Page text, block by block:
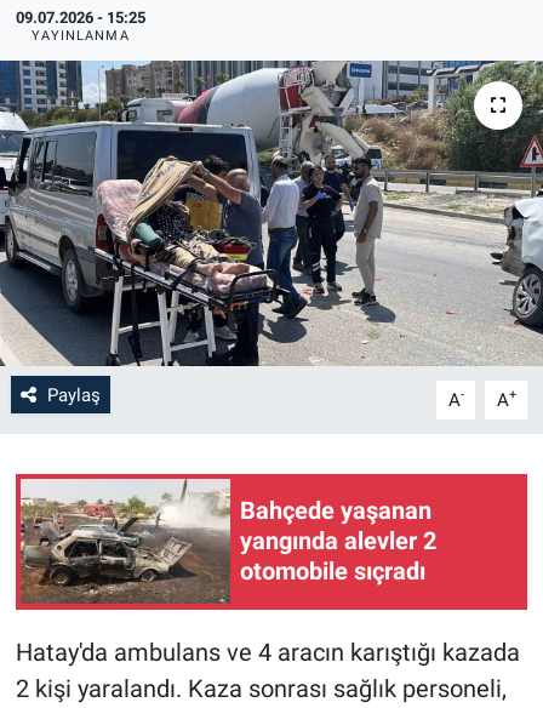
09.07.2026 - 15:25
YAYINLANMA
Paylaş A- A+
Bahçede yaşanan
yangında alevler 2
otomobile sıçradı
Hatay'da ambulans ve 4 aracın karıştığı kazada
2 kişi yaralandı. Kaza sonrası sağlık personeli,